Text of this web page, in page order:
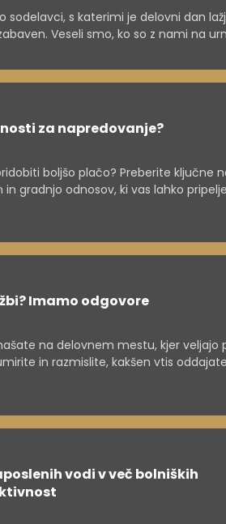
s katerimi je delovni dan
Veseli smo, ko so z nami na
za napredovanje?
boljšo plačo? Preberite ključne
in gradnjo odnosov, ki vas lahko
Imamo odgovore
na delovnem mestu, kjer veljajo
in razmislite, kakšen vtis
vodi v več bolniških